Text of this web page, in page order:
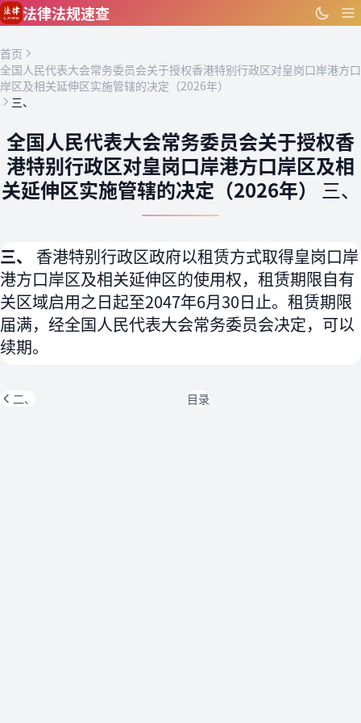
跳到主要内容
法律法规速查
首页
全国人民代表大会常务委员会关于授权香港特别行政区对皇岗口岸港方口
岸区及相关延伸区实施管辖的决定（2026年）
三、
全国人民代表大会常务委员会关于授权香
港特别行政区对皇岗口岸港方口岸区及相
关延伸区实施管辖的决定（2026年） 三、
三、 香港特别行政区政府以租赁方式取得皇岗口岸
港方口岸区及相关延伸区的使用权，租赁期限自有
关区域启用之日起至2047年6月30日止。租赁期限
届满，经全国人民代表大会常务委员会决定，可以
续期。
二、 目录